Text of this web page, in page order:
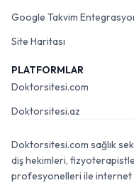
Google Takvim
Site Haritası
PLATFORMLAR
Doktorsitesi.com
Doktorsitesi.az
Doktorsitesi.com sağlık
diş hekimleri,
profesyonelleri ile internet